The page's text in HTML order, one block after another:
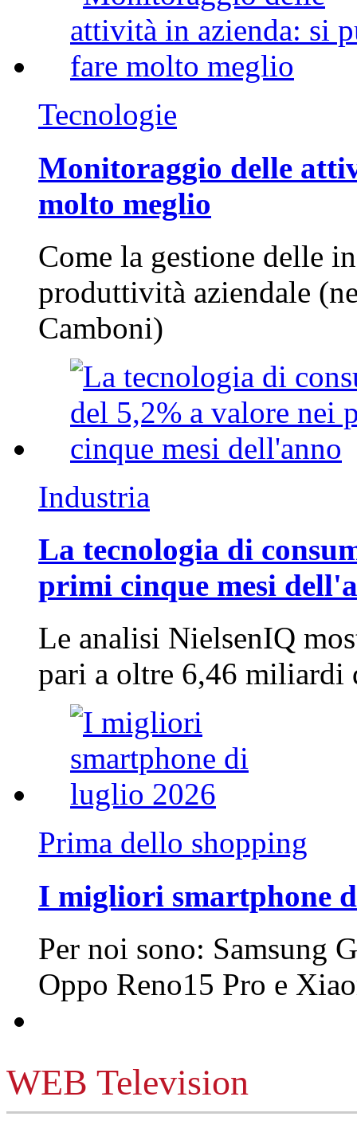
Tecnologie
Monitoraggio delle
molto meglio
Come la gestione delle
produttività aziendale
Camboni)
Industria
La tecnologia di
primi cinque mesi
Le analisi NielsenIQ
pari a oltre 6,46
Prima dello shopping
I migliori smartphone
Per noi sono: Samsung
Oppo Reno15 Pro e
WEB Television